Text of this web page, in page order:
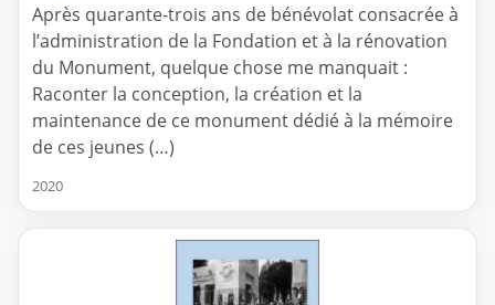
Après quarante-trois ans de bénévolat consacrée à
l’administration de la Fondation et à la rénovation
du Monument, quelque chose me manquait :
Raconter la conception, la création et la
maintenance de ce monument dédié à la mémoire
de ces jeunes (…)
2020